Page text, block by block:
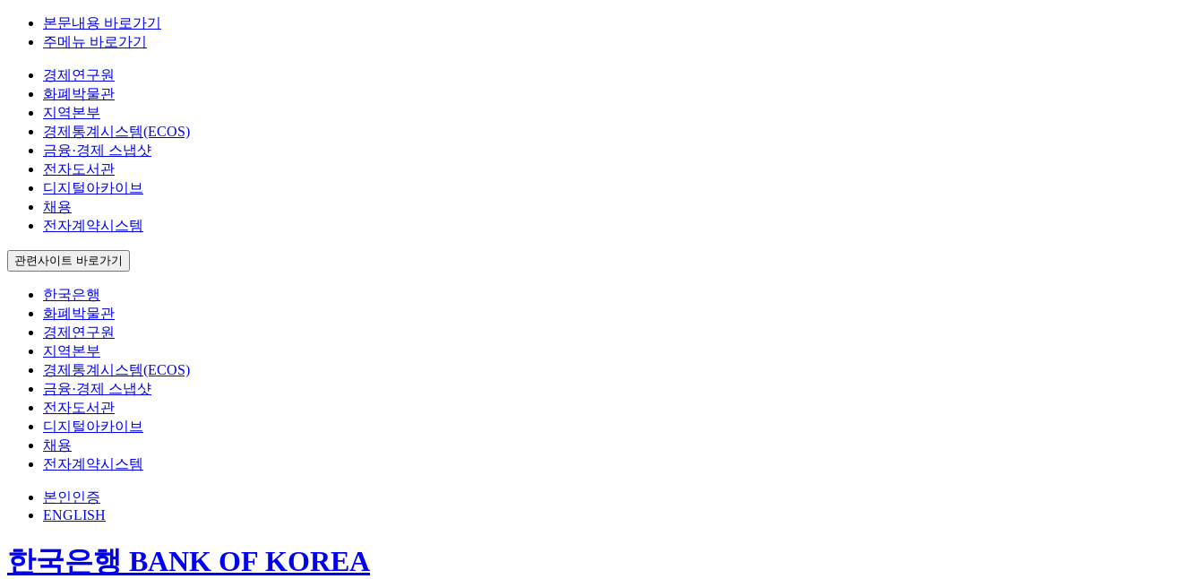
본문내용 바로가기
주메뉴 바로가기
경제연구원
화폐박물관
지역본부
경제통계시스템(ECOS)
금융·경제 스냅샷
전자도서관
디지털아카이브
채용
전자계약시스템
관련사이트 바로가기
한국은행
화폐박물관
경제연구원
지역본부
경제통계시스템(ECOS)
금융·경제 스냅샷
전자도서관
디지털아카이브
채용
전자계약시스템
본인인증
ENGLISH
한국은행 BANK OF KOREA